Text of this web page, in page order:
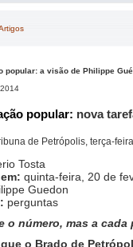
popular: a visão de Philippe
popular: nova
de Petrópolis, terça-
Tosta
quinta-feira, 20 de
Guedon
perguntas
o número, mas a
que o Brado de